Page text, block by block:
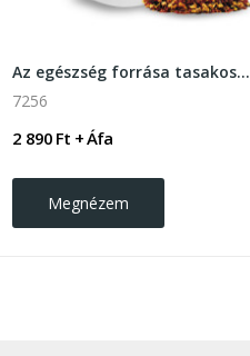
Az egészség forrása tasakos gyümölcstea
7256
2 890 Ft + Áfa
Megnézem